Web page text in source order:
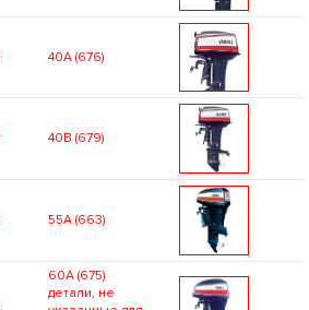
40A (676)
40B (679)
55A (663)
60A (675)
детали, не